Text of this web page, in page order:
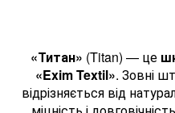
«Титан» (Titan) — це
«Exim Textil». Зовні
відрізняється від